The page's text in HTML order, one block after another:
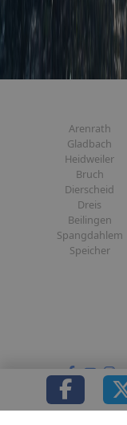
Arenrath
Gladbach
Heidweiler
Bruch
Dierscheid
Dreis
Beilingen
Spangdahlem
Speicher